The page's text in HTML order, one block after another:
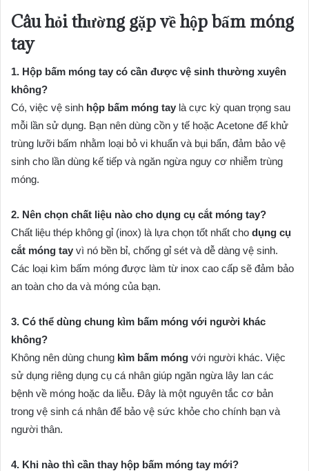
Câu hỏi thường gặp vềhộp bấm móng
tay
1. Hộp bấm móng tay có cần được vệ sinh thường xuyên
không?
Có, việc vệ sinh hộp bấm móng tay là cực kỳ quan trọng sau
mỗi lần sử dụng. Bạn nên dùng cồn y tế hoặc Acetone để khử
trùng lưỡi bấm nhằm loại bỏ vi khuẩn và bụi bẩn, đảm bảo vệ
sinh cho lần dùng kế tiếp và ngăn ngừa nguy cơ nhiễm trùng
móng.
2. Nên chọn chất liệu nào cho dụng cụ cắt móng tay?
Chất liệu thép không gỉ (inox) là lựa chọn tốt nhất cho dụng cụ
cắt móng tay vì nó bền bỉ, chống gỉ sét và dễ dàng vệ sinh.
Các loại kìm bấm móng được làm từ inox cao cấp sẽ đảm bảo
an toàn cho da và móng của bạn.
3. Có thể dùng chung kìm bấm móng với người khác
không?
Không nên dùng chung kìm bấm móng với người khác. Việc
sử dụng riêng dụng cụ cá nhân giúp ngăn ngừa lây lan các
bệnh về móng hoặc da liễu. Đây là một nguyên tắc cơ bản
trong vệ sinh cá nhân để bảo vệ sức khỏe cho chính bạn và
người thân.
4. Khi nào thì cần thay hộp bấm móng tay mới?